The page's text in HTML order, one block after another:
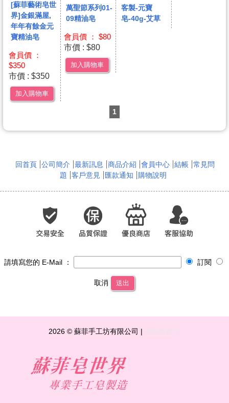
[蘇菲藝術皂世
界]金銀滿屋,
年年有餘金元
寶精油皂
會員價 ：
$350
市價 : $350
加入購物車
萬聖節系列01-
09精油皂
會員價 ： $80
市價 : $80
加入購物車
客製-元寶
皂-40g-艾草
1
回首頁 公司簡介 最新訊息 商品介紹 會員中心 結帳 常見問
題
客戶意見 匯款通知 購物說明
請填寫您的 E-Mail ： 訂閱
取消 送出
2026 © 蘇菲手工坊有限公司 |